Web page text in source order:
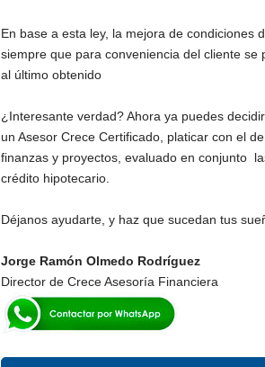
En base a esta ley, la mejora de condiciones
siempre que para conveniencia del cliente
al último obtenido
¿Interesante verdad? Ahora ya puedes
un Asesor Crece Certificado, platicar con el
finanzas y proyectos, evaluado en conjunto
crédito hipotecario.
Déjanos ayudarte, y haz que sucedan tus
Jorge Ramón Olmedo Rodríguez
Director de Crece Asesoría Financiera